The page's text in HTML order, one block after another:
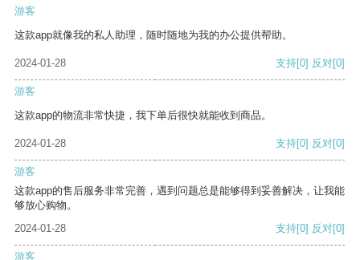
游客
这款app就像我的私人助理，随时随地为我的办公提供帮助。
2024-01-28 支持[0] 反对[0]
游客
这款app的物流非常快捷，我下单后很快就能收到商品。
2024-01-28 支持[0] 反对[0]
游客
这款app的售后服务非常完善，遇到问题总是能够得到妥善解决，让我能
够放心购物。
2024-01-28
支持[0] 反对[0]
游客